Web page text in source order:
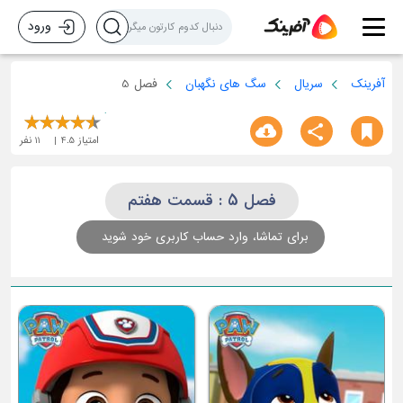
ورود
آفرینک سریال سگ های نگهبان فصل 5
امتیاز 4.5
11 نفر
فصل 5 : قسمت هفتم
برای تماشا، وارد حساب کاربری خود شوید